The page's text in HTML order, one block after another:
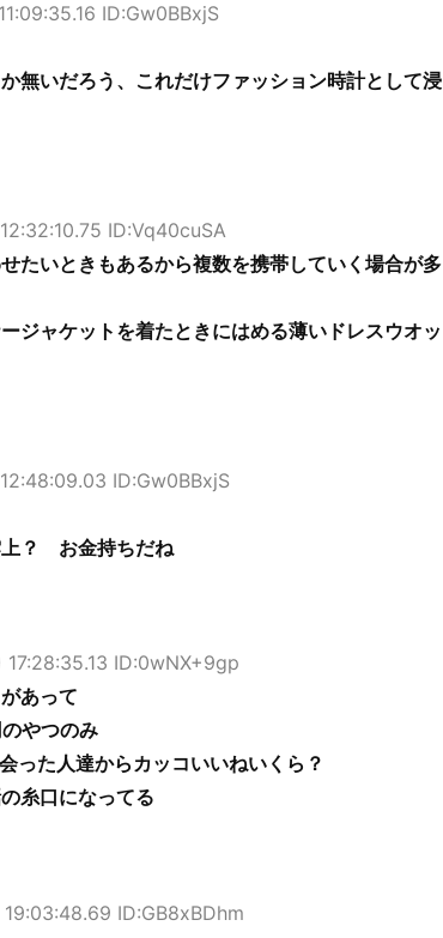
ID:Gw0BBxjS
無いだろう、これだけファッション時計として浸
ID:Vq40cuSA
たいときもあるから複数を携帯していく場合が多
ジャケットを着たときにはめる薄いドレスウオッ
ID:Gw0BBxjS
上？ お金持ちだね
ID:0wNX+9gp
あって
やつのみ
った人達からカッコいいねいくら？
糸口になってる
ID:GB8xBDhm